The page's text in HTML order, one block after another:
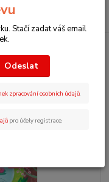
Stačí zadat váš email
Odeslat
zpracování osobních údajů.
pro účely registrace.